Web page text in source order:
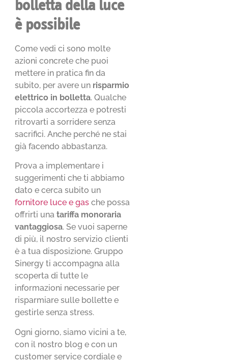
bolletta della luce
è possibile
Come vedi ci sono molte
azioni concrete che puoi
mettere in pratica fin da
subito, per avere un risparmio
elettrico in bolletta. Qualche
piccola accortezza e potresti
ritrovarti a sorridere senza
sacrifici. Anche perché ne stai
già facendo abbastanza.
Prova a implementare i
suggerimenti che ti abbiamo
dato e cerca subito un
fornitore luce e gas che possa
offrirti unatariffa monoraria
vantaggiosa. Se vuoi saperne
di più, il nostro servizio clienti
è a tua disposizione. Gruppo
Sinergy ti accompagna alla
scoperta di tutte le
informazioni necessarie per
risparmiare sulle bollette e
gestirle senza stress.
Ogni giorno, siamo vicini a te,
con il nostro blog e con un
customer service cordiale e